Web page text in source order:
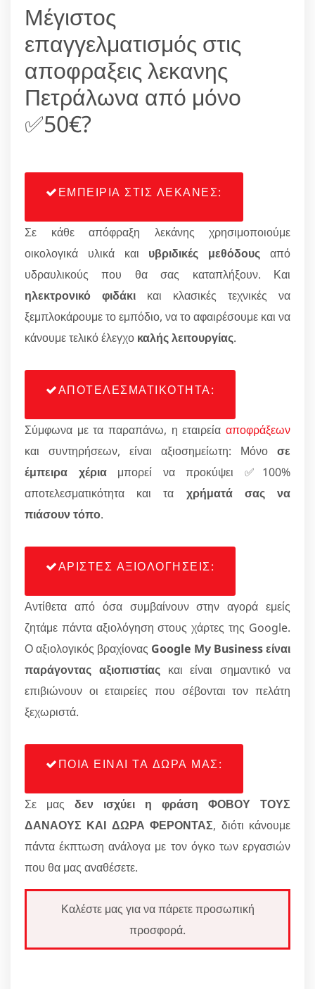
Μέγιστος
επαγγελματισμός στις
αποφραξεις λεκανης
Πετράλωνα από μόνο
✅50€?
ΕΜΠΕΙΡΙΑ ΣΤΙΣ ΛΕΚΑΝΕΣ:
Σε κάθε απόφραξη λεκάνης χρησιμοποιούμε
οικολογικά υλικά και υβριδικές μεθόδους από
υδραυλικούς που θα σας καταπλήξουν. Και
ηλεκτρονικό φιδάκι και κλασικές τεχνικές να
ξεμπλοκάρουμε το εμπόδιο, να το αφαιρέσουμε και να
κάνουμε τελικό έλεγχο καλής λειτουργίας.
ΑΠΟΤΕΛΕΣΜΑΤΙΚΟΤΗΤΑ:
Σύμφωνα με τα παραπάνω, η εταιρεία αποφράξεων
και συντηρήσεων, είναι αξιοσημείωτη: Μόνο σε
έμπειρα χέριαμπορεί να προκύψει ✅100%
αποτελεσματικότητα και τα χρήματά σας να
πιάσουν τόπο.
ΑΡΙΣΤΕΣ ΑΞΙΟΛΟΓΗΣΕΙΣ:
Αντίθετα από όσα συμβαίνουν στην αγορά εμείς
ζητάμε πάντα αξιολόγηση στους χάρτες της Google.
Ο αξιολογικός βραχίονας Google My Business είναι
παράγοντας αξιοπιστίαςκαι είναι σημαντικό να
επιβιώνουν οι εταιρείες που σέβονται τον πελάτη
ξεχωριστά.
ΠΟΙΑ ΕΙΝΑΙ ΤΑ ΔΩΡΑ ΜΑΣ:
Σε μας δεν ισχύει η φράση ΦΟΒΟΥ ΤΟΥΣ
ΔΑΝΑΟΥΣ ΚΑΙ ΔΩΡΑ ΦΕΡΟΝΤΑΣ, διότι κάνουμε
πάντα έκπτωση ανάλογα με τον όγκο των εργασιών
που θα μας αναθέσετε.
Καλέστε μας για να πάρετε προσωπική
προσφορά.